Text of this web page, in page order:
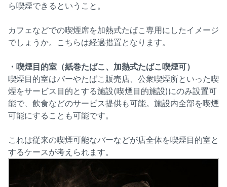
ら喫煙できるということ。
カフェなどでの喫煙席を加熱式たばこ専用にしたイメージ
でしょうか。こちらは経過措置となります。
・喫煙目的室（紙巻たばこ、加熱式たばこ喫煙可）
喫煙目的室はバーやたばこ販売店、公衆喫煙所といった喫
煙をサービス目的とする施設(喫煙目的施設)にのみ設置可
能で、飲食などのサービス提供も可能。施設内全部を喫煙
可能にすることも可能です。
これは従来の喫煙可能なバーなどが店全体を喫煙目的室と
するケースが考えられます。